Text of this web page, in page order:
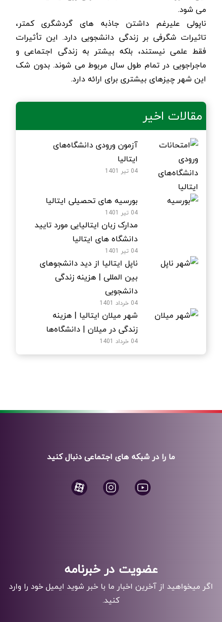
می شود.
ناپولی علیرغم داشتن جاذبه های گردشگری کمتر،
تاثیرات شگرفی بر زندگی دانشجویی دارد. این تأثیرات
فقط علمی نیستند، بلکه بیشتر به زندگی اجتماعی و
ماجراجویی در تمام طول سال مربوط می شوند. بدون شک
این شهر چیزهای بیشتری برای ارائه دارد.
مقالات اخیر
آزمون ورودی دانشگاه‌های
ایتالیا
04 تیر 1401
بورسیه های تحصیلی ایتالیا
04 تیر 1401
مدارک زبان ایتالیایی مورد تایید
دانشگاه های ایتالیا
04 تیر 1401
ناپل ایتالیا از دید دانشجوهای
بین المللی | هزینه زندگی
دانشجویی
04 خرداد 1401
شهر میلان ایتالیا | هزینه
زندگی در میلان | دانشگاه‌ها
04 خرداد 1401
ما را در شبکه های اجتماعی دنبال کنید
عضویت در خبرنامه
اگر میخواهید از آخرین اخبار ما با خبر شوید ایمیل خود را وارد
کنید.